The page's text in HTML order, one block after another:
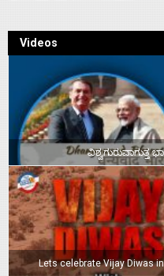
Videos
ವಿಶ್ವಗುರುವಾಗುತ್ತ
Lets celebrate Vijay Diwas